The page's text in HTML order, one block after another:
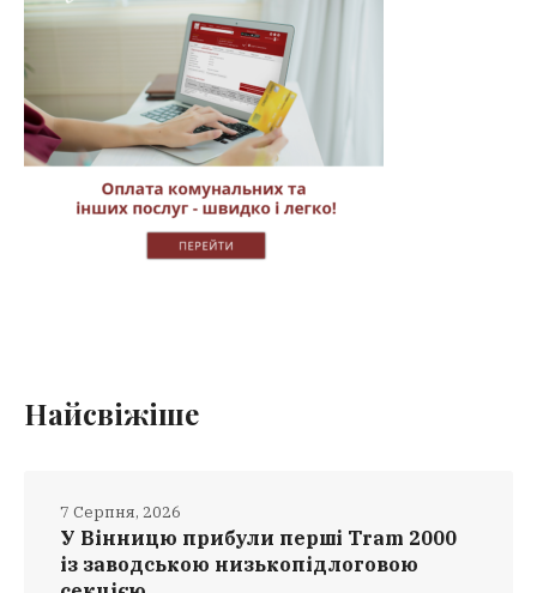
Найсвіжіше
У Вінницю прибули перші Tram 2000
із заводською низькопідлоговою
7 Серпня, 2026